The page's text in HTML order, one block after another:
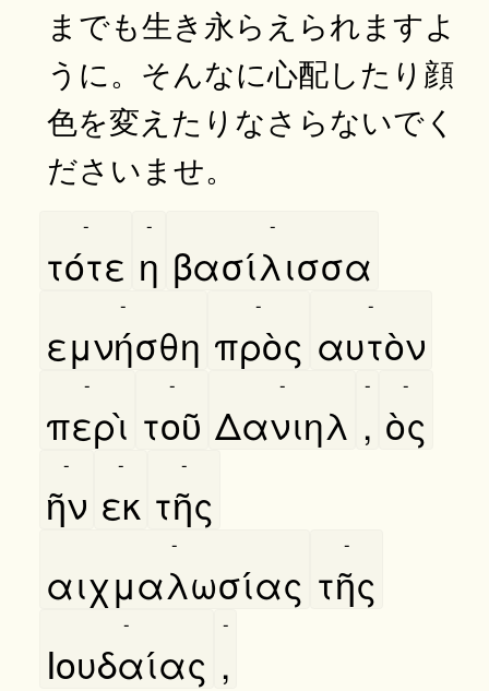
までも生き永らえられますよ
うに。そんなに心配したり顔
色を変えたりなさらないでく
ださいませ。
τότε
-
η
-
βασίλισσα
-
εμνήσθη
-
πρὸς
-
αυτὸν
-
περὶ
-
τοῦ
-
Δανιηλ
-
,
-
ὸς
-
ῆν
-
εκ
-
τῆς
-
αιχμαλωσίας
-
τῆς
-
Ιουδαίας
-
,
-